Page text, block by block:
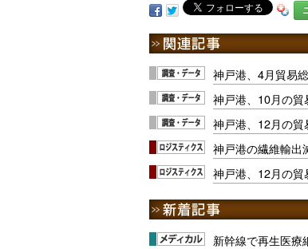
神戸港、4月貿易
神戸港、10月の
神戸港、12月の
神戸港の繊維輸出
神戸港、12月の
新幹線で再生医療